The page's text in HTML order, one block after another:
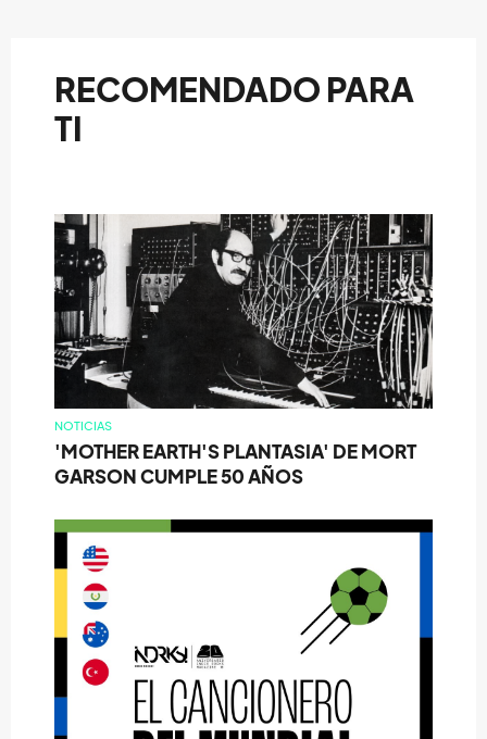
RECOMENDADO PARA
TI
NOTICIAS
'MOTHER EARTH'S PLANTASIA' DE MORT
GARSON CUMPLE 50 AÑOS